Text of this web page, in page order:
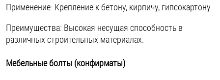
Применение: Крепление к бетону, кирпичу, гипсокартону.
Преимущества: Высокая несущая способность в
различных строительных материалах.
Мебельные болты (конфирматы)